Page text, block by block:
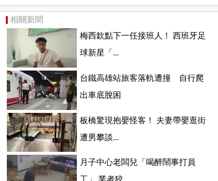
相關新聞
梅西欽點下一任接班人！ 西班牙足
球新星「...
台鐵高雄站旅客落軌遭撞 自行爬
出車底脫困
板橋驚現抱嬰怪客！ 夫妻帶嬰逛街
遭男攀談...
月子中心老闆兒「喝醉鬧事打員